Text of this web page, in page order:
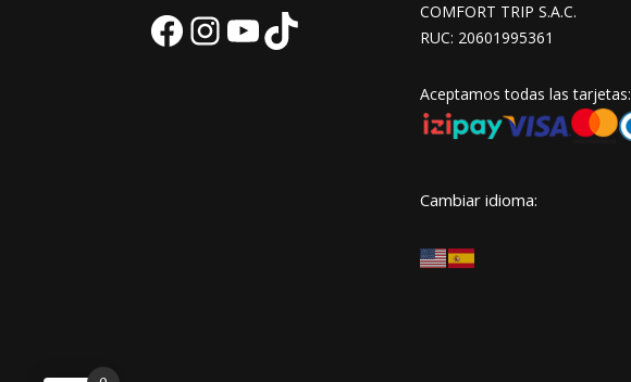
FacebookInstagramYouTube
TikTok
COMFORT TRIP S.A.C.
RUC: 20601995361
Aceptamos todas las tarjetas:
Cambiar idioma: